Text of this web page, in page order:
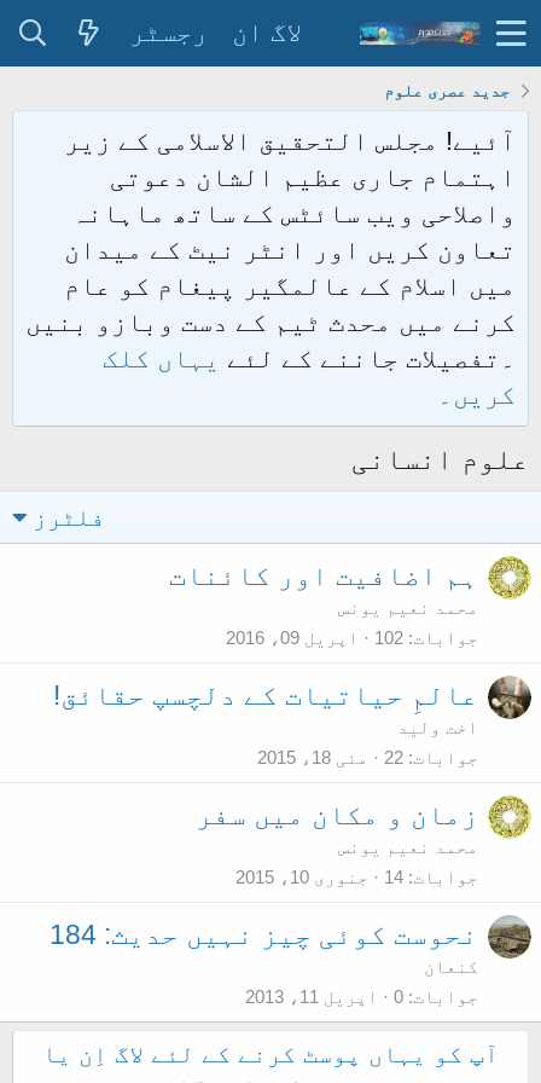
لاگ ان رجسٹر
جدید عصری علوم
آئیے! مجلس التحقیق الاسلامی کے زیر
اہتمام جاری عظیم الشان دعوتی
واصلاحی ویب سائٹس کے ساتھ ماہانہ
تعاون کریں اور انٹر نیٹ کے میدان
میں اسلام کے عالمگیر پیغام کو عام
کرنے میں محدث ٹیم کے دست وبازو بنیں
۔تفصیلات جاننے کے لئے یہاں کلک
کریں۔
علوم انسانی
فلٹرز
ہم اضافیت اور کائنات
محمد نعیم یونس
جوابات 102 اپریل 09، 2016
عالمِ حیاتیات کے دلچسپ حقائق!
اخت ولید
جوابات 22 مئی 18، 2015
زمان و مکان میں سفر
محمد نعیم یونس
جوابات 14 جنوری 10، 2015
نحوست کوئی چیز نہیں حدیث: 184
کنعان
جوابات 0 اپریل 11، 2013
آپ کو یہاں پوسٹ کرنے کے لئے لاگ اِن یا